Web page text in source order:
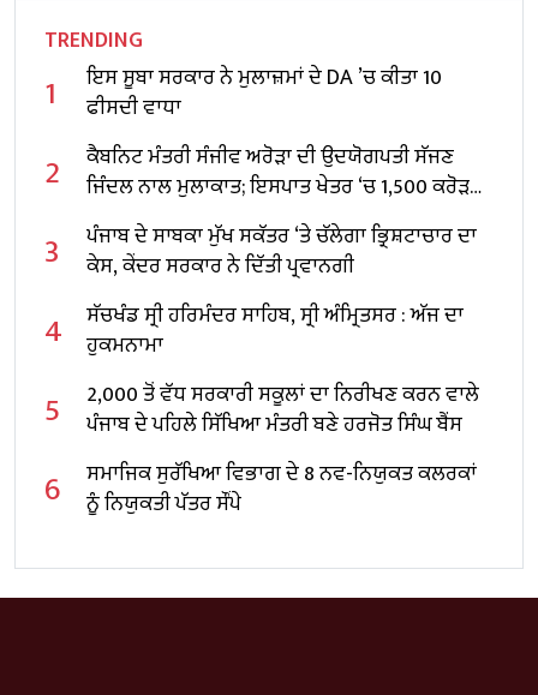
TRENDING
1
ਇਸ ਸੂਬਾ ਸਰਕਾਰ ਨੇ ਮੁਲਾਜ਼ਮਾਂ ਦੇ DA ’ਚ ਕੀਤਾ 10
ਫੀਸਦੀ ਵਾਧਾ
2
ਕੈਬਨਿਟ ਮੰਤਰੀ ਸੰਜੀਵ ਅਰੋੜਾ ਦੀ ਉਦਯੋਗਪਤੀ ਸੱਜਣ
ਜਿੰਦਲ ਨਾਲ ਮੁਲਾਕਾਤ; ਇਸਪਾਤ ਖੇਤਰ ‘ਚ ₹1,500 ਕਰੋੜ
ਨਿਵੇਸ਼ ਦਾ ਐਲਾਨ
3
ਪੰਜਾਬ ਦੇ ਸਾਬਕਾ ਮੁੱਖ ਸਕੱਤਰ ‘ਤੇ ਚੱਲੇਗਾ ਭ੍ਰਿਸ਼ਟਾਚਾਰ ਦਾ
ਕੇਸ, ਕੇਂਦਰ ਸਰਕਾਰ ਨੇ ਦਿੱਤੀ ਪ੍ਰਵਾਨਗੀ
4
ਸੱਚਖੰਡ ਸ੍ਰੀ ਹਰਿਮੰਦਰ ਸਾਹਿਬ, ਸ੍ਰੀ ਅੰਮ੍ਰਿਤਸਰ : ਅੱਜ ਦਾ
ਹੁਕਮਨਾਮਾ
5
2,000 ਤੋਂ ਵੱਧ ਸਰਕਾਰੀ ਸਕੂਲਾਂ ਦਾ ਨਿਰੀਖਣ ਕਰਨ ਵਾਲੇ
ਪੰਜਾਬ ਦੇ ਪਹਿਲੇ ਸਿੱਖਿਆ ਮੰਤਰੀ ਬਣੇ ਹਰਜੋਤ ਸਿੰਘ ਬੈਂਸ
6
ਸਮਾਜਿਕ ਸੁਰੱਖਿਆ ਵਿਭਾਗ ਦੇ 8 ਨਵ-ਨਿਯੁਕਤ ਕਲਰਕਾਂ
ਨੂੰ ਨਿਯੁਕਤੀ ਪੱਤਰ ਸੌਂਪੇ